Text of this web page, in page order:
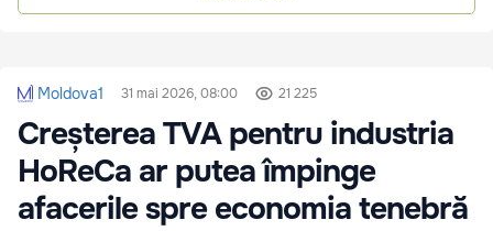
Moldova1 31 mai 2026, 08:00 21 225
Creșterea TVA pentru industria
HoReCa ar putea împinge
afacerile spre economia tenebră